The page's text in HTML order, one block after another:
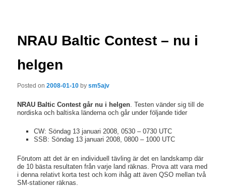
NRAU Baltic Contest – nu i
helgen
Posted on2008-01-10 bysm5ajv
NRAU Baltic Contest går nu i helgen. Testen vänder sig till de
nordiska och baltiska länderna och går under följande tider
CW: Söndag 13 januari 2008, 0530 – 0730 UTC
SSB: Söndag 13 januari 2008, 0800 – 1000 UTC
Förutom att det är en individuell tävling är det en landskamp där
de 10 bästa resultaten från varje land räknas. Prova att vara med
i denna relativt korta test och kom ihåg att även QSO mellan två
SM-stationer räknas.